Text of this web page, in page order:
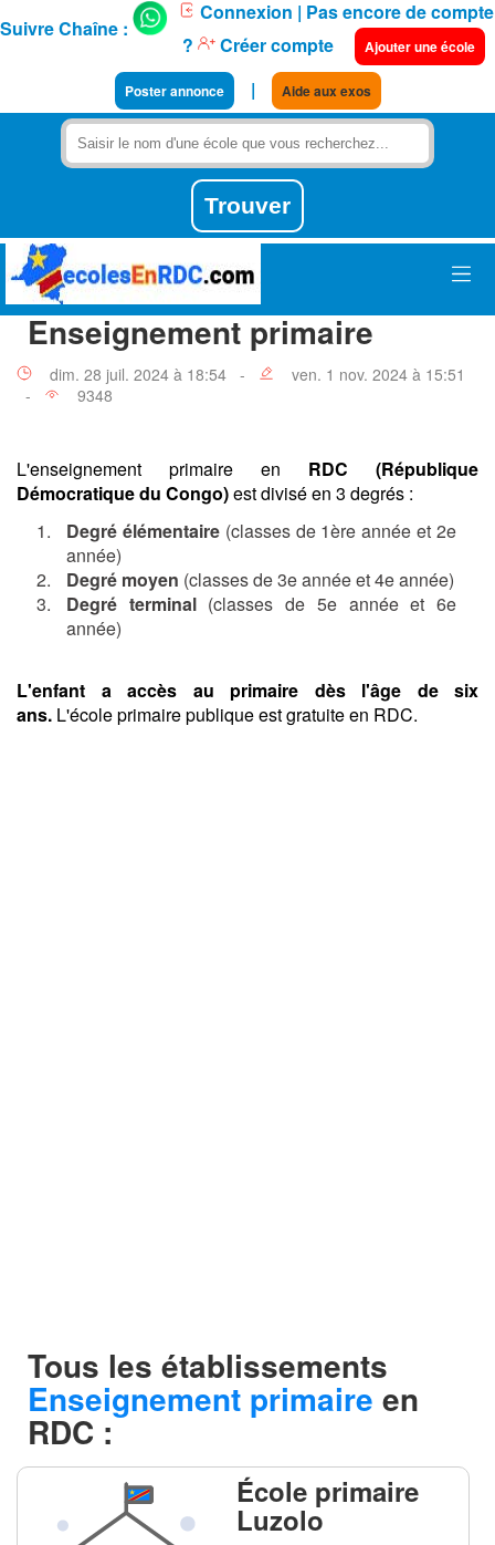
Suivre Chaîne :
Connexion | Pas encore de compte
?
Créer compte Ajouter une école
Poster annonce | Aide aux exos
Enseignement primaire
dim. 28 juil. 2024 à 18:54 -
ven. 1 nov. 2024 à 15:51
-
9348
L'enseignement primaire en RDC (République
Démocratique du Congo)est divisé en 3 degrés :
Degré élémentaire (classes de 1ère année et 2e
année)
Degré moyen (classes de 3e année et 4e année)
Degré terminal (classes de 5e année et 6e
année)
L'enfant a accès au primaire dès l'âge de six
ans. L'école primaire publique est gratuite en RDC.
Tous les établissements
Enseignement primaire en
RDC :
École primaire
Luzolo